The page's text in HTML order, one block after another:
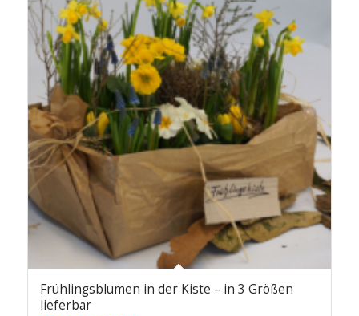
Frühlingsblumen in der Kiste – in 3 Größen
lieferbar